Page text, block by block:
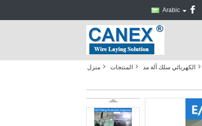
Arabic
منزل المنتجات الكهربائي سلك آلة مد